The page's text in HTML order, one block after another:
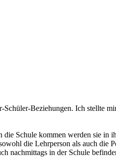
Beziehungen. Ich stellte
Schule kommen werden sie
die Lehrperson als auch
nachmittags in der Schule